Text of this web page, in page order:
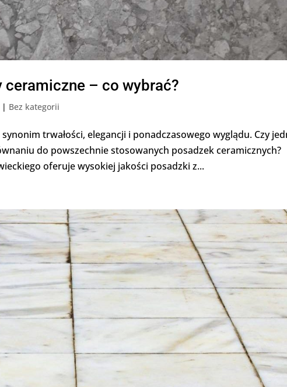
– co wybrać?
| Bez kategorii
trwałości, elegancji i ponadczasowego wyglądu. Czy
do powszechnie stosowanych posadzek ceramicznych?
oferuje wysokiej jakości posadzki z...